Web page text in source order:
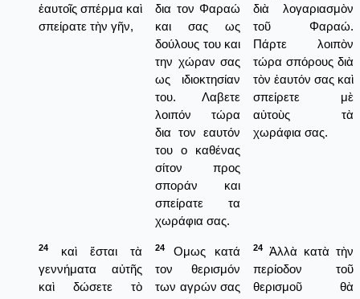
ἑαυτοῖς σπέρμα καὶ
σπείρατε τὴν γῆν,
δια τον Φαραώ
και σας ως
δούλους του και
την χώραν σας
ως ιδιοκτησίαν
του. Λαβετε
λοιπόν τώρα
δια τον εαυτόν
του ο καθένας
σίτον προς
σποράν και
σπείρατε τα
χωράφια σας.
διὰ λογαριασμὸν
τοῦ Φαραώ.
Πάρτε λοιπὸν
τώρα σπόρους διὰ
τὸν ἑαυτόν σας καὶ
σπείρετε μὲ
αὐτοὺς τὰ
χωράφια σας.
24
καὶ ἔσται τὰ
γεννήματα αὐτῆς
καὶ δώσετε τὸ
24
Ομως κατά
τον θερισμόν
των αγρών σας
24
Ἀλλὰ κατὰ τὴν
περίοδον τοῦ
θερισμοῦ θὰ